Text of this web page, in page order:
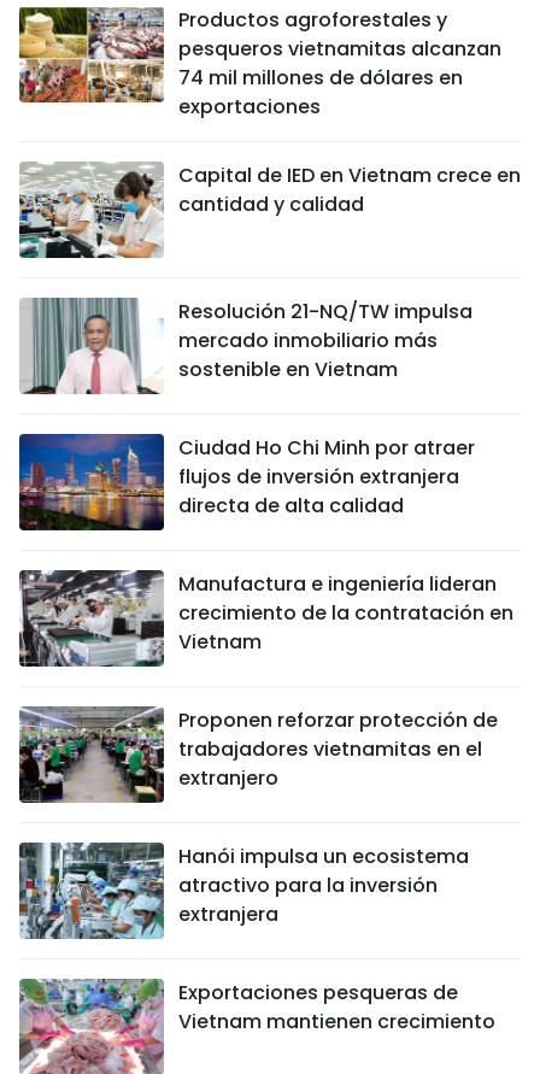
Productos agroforestales y
pesqueros vietnamitas alcanzan
74 mil millones de dólares en
exportaciones
Capital de IED en Vietnam crece en
cantidad y calidad
Resolución 21-NQ/TW impulsa
mercado inmobiliario más
sostenible en Vietnam
Ciudad Ho Chi Minh por atraer
flujos de inversión extranjera
directa de alta calidad
Manufactura e ingeniería lideran
crecimiento de la contratación en
Vietnam
Proponen reforzar protección de
trabajadores vietnamitas en el
extranjero
Hanói impulsa un ecosistema
atractivo para la inversión
extranjera
Exportaciones pesqueras de
Vietnam mantienen crecimiento